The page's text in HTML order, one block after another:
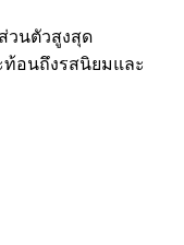
วนตัวสูงสุด
ท้อนถึงรสนิยมและ